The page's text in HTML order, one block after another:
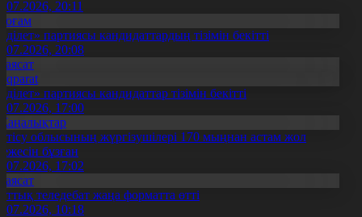
20:11
партиясы кандидаттардың тізімін бекітті
20:08
партиясы кандидаттар тізімін бекітті
17:00
облысының жүргізушілері 170 мыңнан астам жол
бұзған
17:02
теледебат жаңа форматта өтті
10:18